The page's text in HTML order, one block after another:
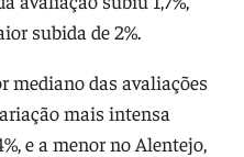
subida de 2%.
mediano das avaliações
mais intensa
e a menor no Alentejo,